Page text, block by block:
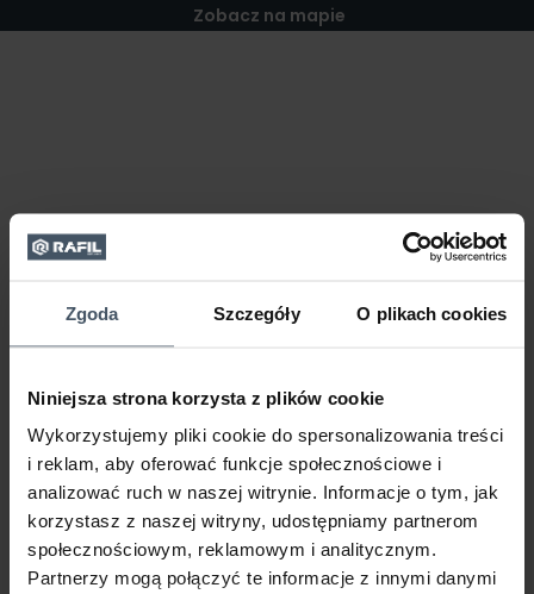
Zgoda Szczegóły O plikach cookies
Niniejsza strona korzysta z plików cookie
Wykorzystujemy pliki cookie do spersonalizowania treści
i reklam, aby oferować funkcje społecznościowe i
analizować ruch w naszej witrynie. Informacje o tym, jak
korzystasz z naszej witryny, udostępniamy partnerom
społecznościowym, reklamowym i analitycznym.
Partnerzy mogą połączyć te informacje z innymi danymi
Zobacz na mapie